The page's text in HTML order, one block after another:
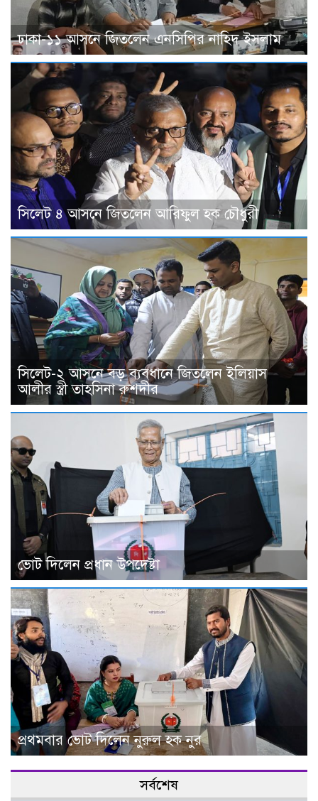
ঢাকা-১১ আসনে জিতলেন এনসিপির নাহিদ ইসলাম
সিলেট ৪ আসনে জিতলেন আরিফুল হক চৌধুরী
সিলেট-২ আসনে বড় ব্যবধানে জিতলেন ইলিয়াস
আলীর স্ত্রী তাহসিনা রুশদীর
ভোট দিলেন প্রধান উপদেষ্টা
প্রথমবার ভোট দিলেন নুরুল হক নুর
সর্বশেষ